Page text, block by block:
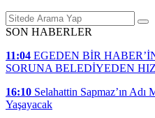
SON HABERLER
11:04 EGEDEN BİR
SORUNA BELEDİYEDEN
16:10 Selahattin Sapmaz’ın Adı
Yaşayacak